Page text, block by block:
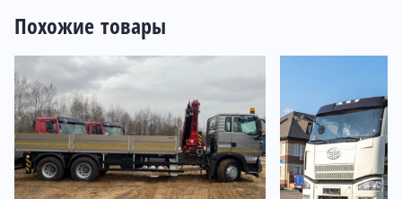
Похожие товары